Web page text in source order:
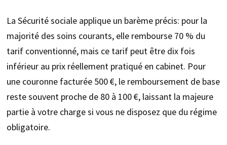
La Sécurité sociale applique un barème précis: pour la
majorité des soins courants, elle rembourse 70 % du
tarif conventionné, mais ce tarif peut être dix fois
inférieur au prix réellement pratiqué en cabinet. Pour
une couronne facturée 500 €, le remboursement de base
reste souvent proche de 80 à 100 €, laissant la majeure
partie à votre charge si vous ne disposez que du régime
obligatoire.